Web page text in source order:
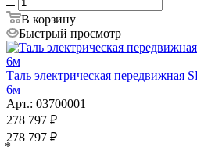
В корзину
Быстрый просмотр
Таль электрическая передвижная
6м
Арт.: 03700001
278 797 ₽
278 797 ₽
*